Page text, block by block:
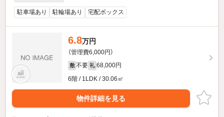
駐車場あり 駐輪場あり 宅配ボックス
6.8万円
（管理費6,000円）
敷 不要 礼 68,000円
6階 / 1LDK / 30.06㎡
物件詳細を見る